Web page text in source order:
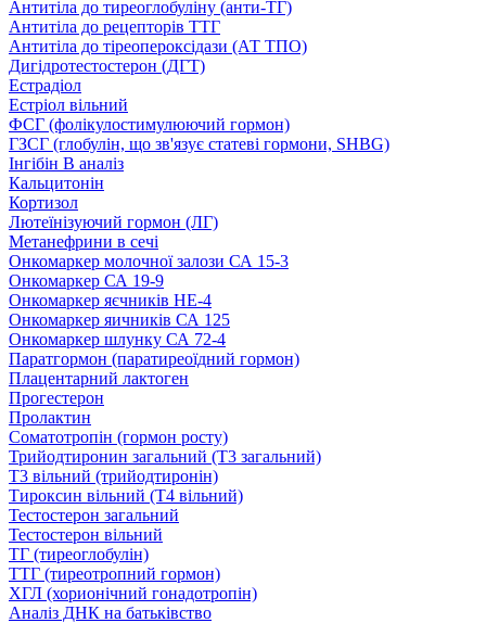
Антитіла до тиреоглобуліну (анти-ТГ)
Антитіла до рецепторів ТТГ
Антитіла до тіреопероксідази (АТ ТПО)
Дигідротестостерон (ДГТ)
Естрадіол
Естріол вільний
ФСГ (фолікулостимулюючий гормон)
ГЗСГ (глобулін, що зв'язує статеві гормони, SHBG)
Інгібін B аналіз
Кальцитонін
Кортизол
Лютеїнізуючий гормон (ЛГ)
Метанефрини в сечі
Онкомаркер молочної залози СА 15-3
Онкомаркер СА 19-9
Онкомаркер яєчників НЕ-4
Онкомаркер яичників СА 125
Онкомаркер шлунку СА 72-4
Паратгормон (паратиреоїдний гормон)
Плацентарний лактоген
Прогестерон
Пролактин
Соматотропін (гормон росту)
Трийодтиронин загальний (Т3 загальний)
Т3 вільний (трийодтиронін)
Тироксин вільний (Т4 вільний)
Тестостерон загальний
Тестостерон вільний
ТГ (тиреоглобулін)
ТТГ (тиреотропний гормон)
ХГЛ (хорионічний гонадотропін)
Аналіз ДНК на батьківство